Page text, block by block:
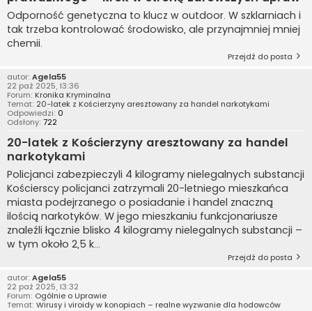
Odporność genetyczna to klucz w outdoor. W szklarniach i
tak trzeba kontrolować środowisko, ale przynajmniej mniej
chemii.
Przejdź do posta
autor: Agela55
22 paź 2025, 13:36
Forum: Kronika Kryminalna
Temat: 20-latek z Kościerzyny aresztowany za handel narkotykami
Odpowiedzi: 0
Odsłony: 722
20-latek z Kościerzyny aresztowany za handel
narkotykami
Policjanci zabezpieczyli 4 kilogramy nielegalnych substancji
Kościerscy policjanci zatrzymali 20-letniego mieszkańca
miasta podejrzanego o posiadanie i handel znaczną
ilością narkotyków. W jego mieszkaniu funkcjonariusze
znaleźli łącznie blisko 4 kilogramy nielegalnych substancji –
w tym około 2,5 k...
Przejdź do posta
autor: Agela55
22 paź 2025, 13:32
Forum: Ogólnie o Uprawie
Temat: Wirusy i viroidy w konopiach – realne wyzwanie dla hodowców